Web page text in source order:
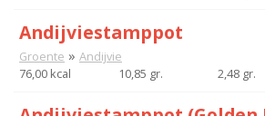
Andijviestamppot
Groente » Andijvie
76,00 kcal
10,85 gr. 2,48 gr.